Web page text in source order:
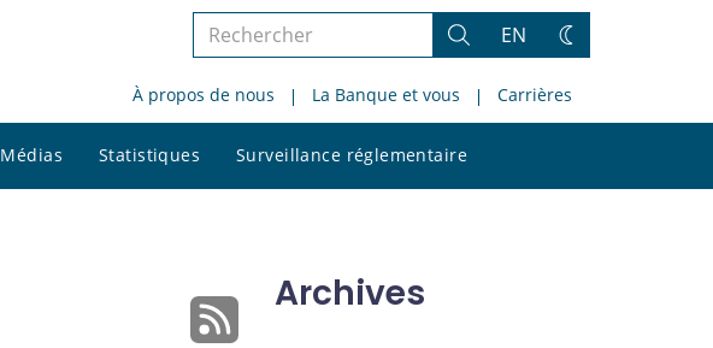
Rechercher
le
site
Rechercher
EN
Changez
thème
À propos de nous La Banque et vous Carrières
Médias Statistiques Surveillance réglementaire
le
Archives